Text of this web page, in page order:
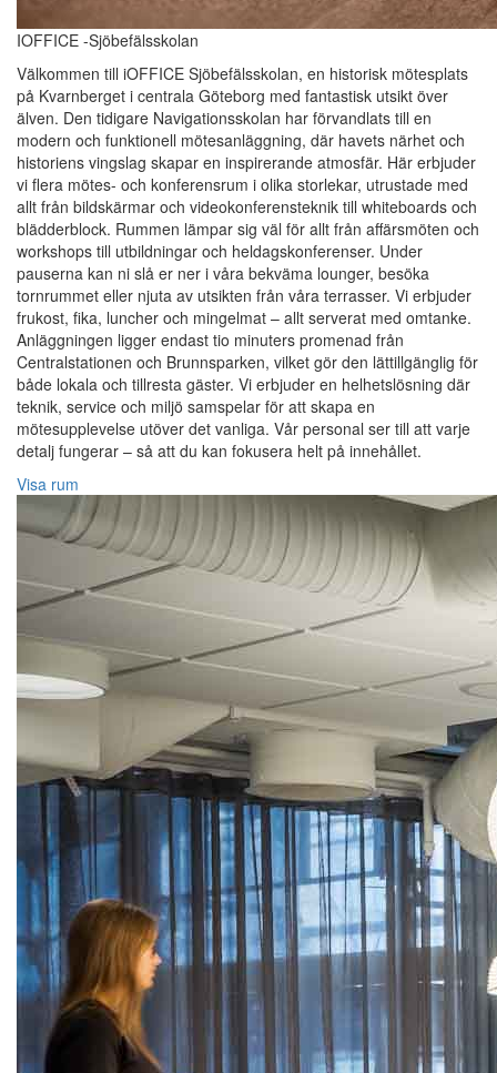
IOFFICE -Sjöbefälsskolan
Välkommen till iOFFICE Sjöbefälsskolan, en historisk mötesplats
på Kvarnberget i centrala Göteborg med fantastisk utsikt över
älven. Den tidigare Navigationsskolan har förvandlats till en
modern och funktionell mötesanläggning, där havets närhet och
historiens vingslag skapar en inspirerande atmosfär. Här erbjuder
vi flera mötes- och konferensrum i olika storlekar, utrustade med
allt från bildskärmar och videokonferensteknik till whiteboards och
blädderblock. Rummen lämpar sig väl för allt från affärsmöten och
workshops till utbildningar och heldagskonferenser. Under
pauserna kan ni slå er ner i våra bekväma lounger, besöka
tornrummet eller njuta av utsikten från våra terrasser. Vi erbjuder
frukost, fika, luncher och mingelmat – allt serverat med omtanke.
Anläggningen ligger endast tio minuters promenad från
Centralstationen och Brunnsparken, vilket gör den lättillgänglig för
både lokala och tillresta gäster. Vi erbjuder en helhetslösning där
teknik, service och miljö samspelar för att skapa en
mötesupplevelse utöver det vanliga. Vår personal ser till att varje
detalj fungerar – så att du kan fokusera helt på innehållet.
Visa rum